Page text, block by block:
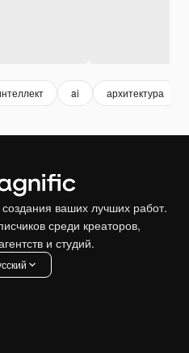
ai архитектура
ваших лучших работ.
среди креаторов,
и студий.